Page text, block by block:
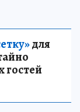
для
гостей